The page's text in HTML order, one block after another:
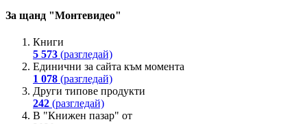
За щанд "Монтевидео"
Книги
5 573 (разгледай)
Единични за сайта към момента
1 078 (разгледай)
Други типове продукти
242 (разгледай)
В "Книжен пазар" от